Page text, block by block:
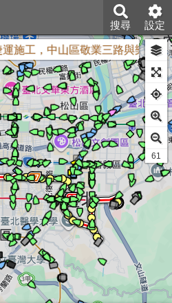
搜尋 設定
施工，中山區敬業三路與樂群三
60